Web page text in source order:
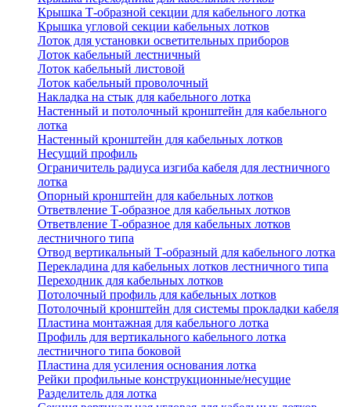
Крышка Т-образной секции для кабельного лотка
Крышка угловой секции кабельных лотков
Лоток для установки осветительных приборов
Лоток кабельный лестничный
Лоток кабельный листовой
Лоток кабельный проволочный
Накладка на стык для кабельного лотка
Настенный и потолочный кронштейн для кабельного
лотка
Настенный кронштейн для кабельных лотков
Несущий профиль
Ограничитель радиуса изгиба кабеля для лестничного
лотка
Опорный кронштейн для кабельных лотков
Ответвление Т-образное для кабельных лотков
Ответвление Т-образное для кабельных лотков
лестничного типа
Отвод вертикальный Т-образный для кабельного лотка
Перекладина для кабельных лотков лестничного типа
Переходник для кабельных лотков
Потолочный профиль для кабельных лотков
Потолочный кронштейн для системы прокладки кабеля
Пластина монтажная для кабельного лотка
Профиль для вертикального кабельного лотка
лестничного типа боковой
Пластина для усиления основания лотка
Рейки профильные конструкционные/несущие
Разделитель для лотка